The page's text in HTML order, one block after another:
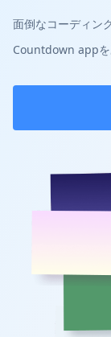
面倒なコーディン
Countdown appを